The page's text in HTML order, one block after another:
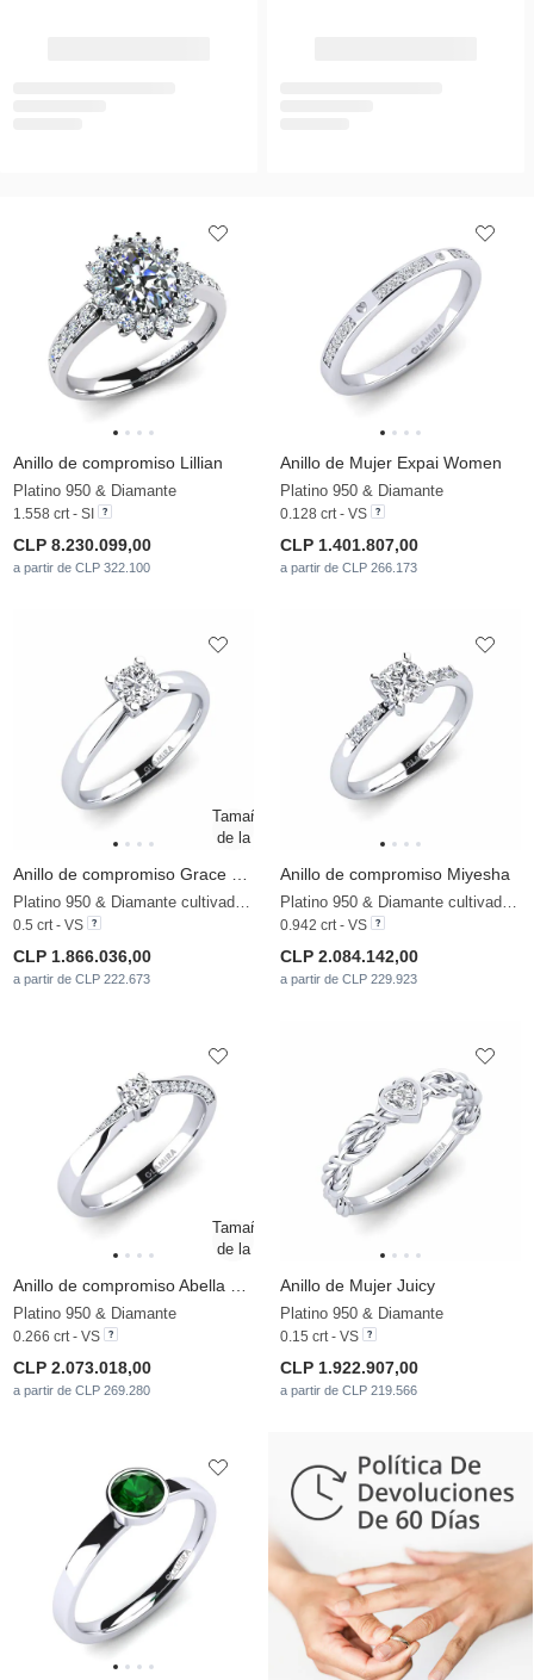
Anillo de compromiso Lillian
Platino 950 & Diamante
1.558 crt - SI
CLP 8.230.099,00
a partir de CLP 322.100
Anillo de Mujer Expai Women
Platino 950 & Diamante
0.128 crt - VS
CLP 1.401.807,00
a partir de CLP 266.173
0.5 crt - VS
CLP 1.866.036,00
a partir de CLP 222.673
Anillo de compromiso Miyesha
0.942 crt - VS
CLP 2.084.142,00
a partir de CLP 229.923
Platino 950 & Diamante
0.266 crt - VS
CLP 2.073.018,00
a partir de CLP 269.280
Anillo de Mujer Juicy
Platino 950 & Diamante
0.15 crt - VS
CLP 1.922.907,00
a partir de CLP 219.566